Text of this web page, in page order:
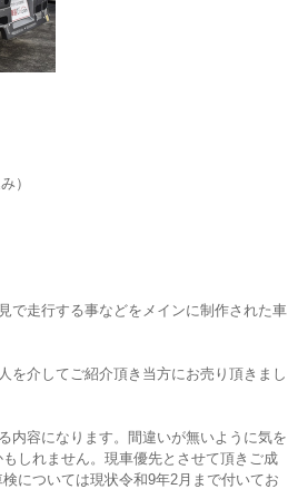
）
で走行する事などをメインに制作された車
を介してご紹介頂き当方にお売り頂きまし
内容になります。間違いが無いように気を
しれません。現車優先とさせて頂きご成
については現状令和9年2月まで付いてお